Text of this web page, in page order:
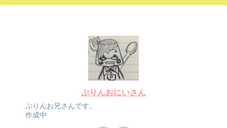
ぷりんおにいさん
ぷりんお兄さんです。
作成中